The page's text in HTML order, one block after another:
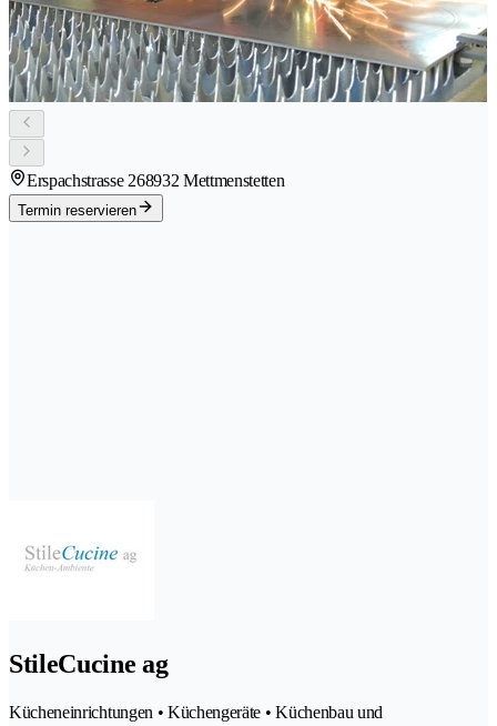
Erspachstrasse 268932 Mettmenstetten
Termin reservieren
StileCucine ag
Kücheneinrichtungen • Küchengeräte • Küchenbau und